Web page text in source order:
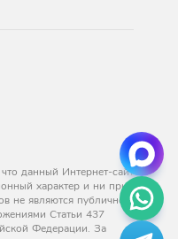
данный Интернет-сайт
характер и ни при
не являются публичной
Статьи 437
Федерации. За